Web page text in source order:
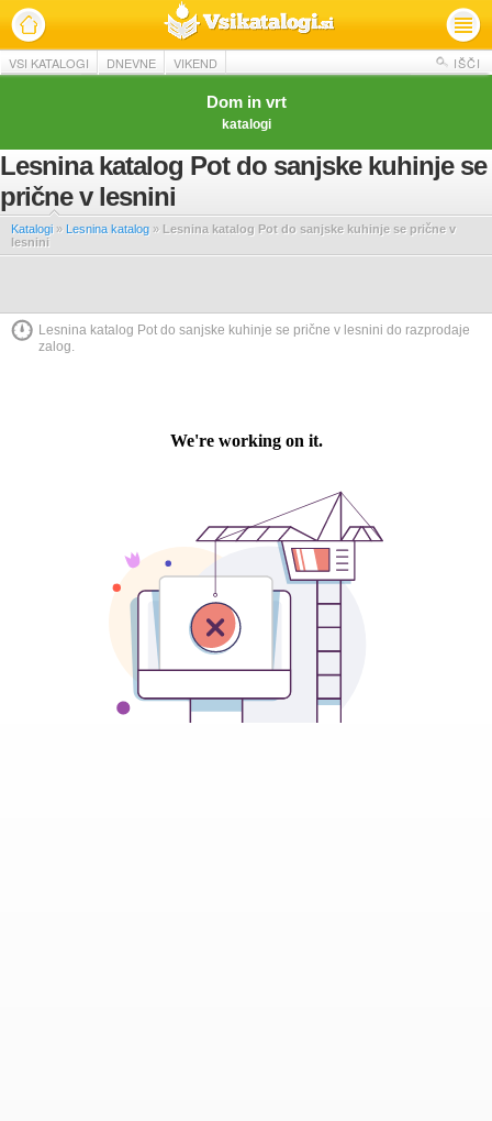
VSI KATALOGI DNEVNE VIKEND IŠČI
Dom in vrt
katalogi
Lesnina katalog Pot do sanjske kuhinje se
prične v lesnini
Katalogi » Lesnina katalog » Lesnina katalog Pot do sanjske kuhinje se prične v
lesnini
Lesnina katalog Pot do sanjske kuhinje se prične v lesnini do razprodaje
zalog.